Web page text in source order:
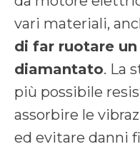
vari materiali,
di far ruotare
diamantato. La
più possibile
assorbire le
ed evitare danni